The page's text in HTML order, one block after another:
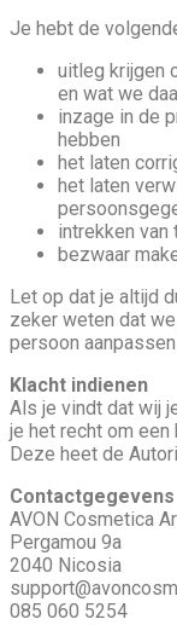
Je hebt de
uitleg krijgen
en wat we
inzage in de
hebben
het laten
het laten
intrekken
bezwaar
Let op dat je altijd
zeker weten dat
persoon
Klacht indienen
Als je vindt dat wij
je het recht om
Deze heet de
Contactgegevens
AVON Cosmetica
Pergamou 9a
2040 Nicosia
085 060 5254